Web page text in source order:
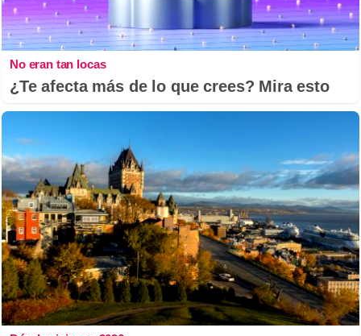
No eran tan locas
¿Te afecta más de lo que crees? Mira esto